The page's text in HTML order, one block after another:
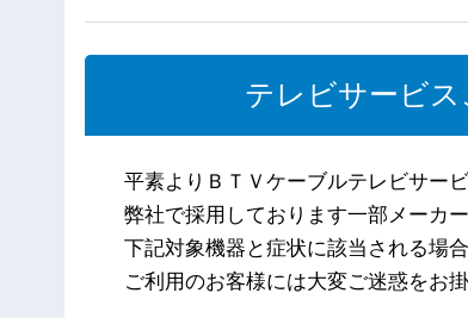
テレビサービ
平素よりＢＴＶケーブルテレビサー
弊社で採用しております一部メーカ
下記対象機器と症状に該当される場
ご利用のお客様には大変ご迷惑をお